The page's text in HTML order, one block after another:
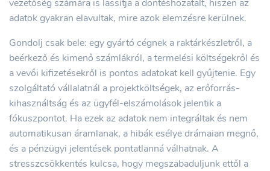
vezetőség számára is lassítja a döntéshozatalt, hiszen az
adatok gyakran elavultak, mire azok elemzésre kerülnek.
Gondolj csak bele: egy gyártó cégnek a raktárkészletről, a
beérkező és kimenő számlákról, a termelési költségekről és
a vevői kifizetésekről is pontos adatokat kell gyűjtenie. Egy
szolgáltató vállalatnál a projektköltségek, az erőforrás-
kihasználtság és az ügyfél-elszámolások jelentik a
fókuszpontot. Ha ezek az adatok nem integráltak és nem
automatikusan áramlanak, a hibák esélye drámaian megnő,
és a pénzügyi jelentések pontatlanná válhatnak. A
stresszcsökkentés kulcsa, hogy megszabaduljunk ettől a